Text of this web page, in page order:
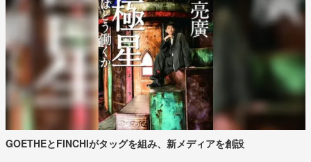
GOETHEとFINCHIがタッグを組み、新メディアを創設